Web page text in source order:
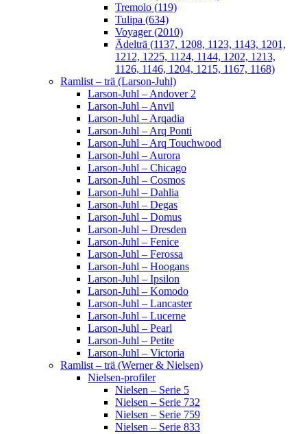
Tremolo (119)
Tulipa (634)
Voyager (2010)
Ädelträ (1137, 1208, 1123, 1143, 1201,
1212, 1225, 1124, 1144, 1202, 1213,
1126, 1146, 1204, 1215, 1167, 1168)
Ramlist – trä (Larson-Juhl)
Larson-Juhl – Andover 2
Larson-Juhl – Anvil
Larson-Juhl – Arqadia
Larson-Juhl – Arq Ponti
Larson-Juhl – Arq Touchwood
Larson-Juhl – Aurora
Larson-Juhl – Chicago
Larson-Juhl – Cosmos
Larson-Juhl – Dahlia
Larson-Juhl – Degas
Larson-Juhl – Domus
Larson-Juhl – Dresden
Larson-Juhl – Fenice
Larson-Juhl – Ferossa
Larson-Juhl – Hoogans
Larson-Juhl – Ipsilon
Larson-Juhl – Komodo
Larson-Juhl – Lancaster
Larson-Juhl – Lucerne
Larson-Juhl – Pearl
Larson-Juhl – Petite
Larson-Juhl – Victoria
Ramlist – trä (Werner & Nielsen)
Nielsen-profiler
Nielsen – Serie 5
Nielsen – Serie 732
Nielsen – Serie 759
Nielsen – Serie 833